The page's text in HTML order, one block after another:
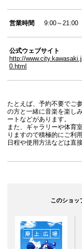
営業時間 9:00～21:00
公式ウェブサイト
http://
0.html
たとえば、予約不要でご
の方と一緒に音楽を楽し
ートなどがあります。
また、ギャラリーや体育
りますので積極的にご利
日程や使用方法などは直
このショッ